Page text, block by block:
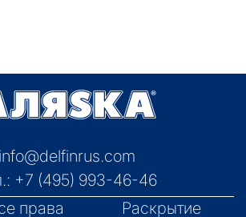
info@delfinrus.com
+7 (495) 993-46-46
права
Раскрытие